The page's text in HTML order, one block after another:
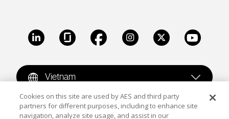
LinkedIn GlassdoorFacebookInstagramX Youtube
Vietnam
Copyright © 2009-2026 The AES Corporation. All rights
Cookies on this site are used by AES and third party
partners for different purposes, including to enhance site
navigation, analyze site usage, and assist in our